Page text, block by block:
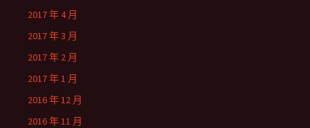
2017 年 4 月
2017 年 3 月
2017 年 2 月
2017 年 1 月
2016 年 12 月
2016 年 11 月